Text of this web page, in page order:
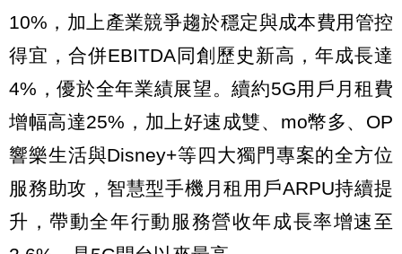
10%，加上產業競爭趨於穩定與成本費用管控
得宜，合併EBITDA同創歷史新高，年成長達
4%，優於全年業績展望。續約5G用戶月租費
增幅高達25%，加上好速成雙、mo幣多、OP
響樂生活與Disney+等四大獨門專案的全方位
服務助攻，智慧型手機月租用戶ARPU持續提
升，帶動全年行動服務營收年成長率增速至